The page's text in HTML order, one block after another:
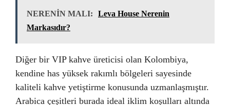
NERENİN MALI:
Leva House Nerenin
Markasıdır?
Diğer bir VIP kahve üreticisi olan Kolombiya,
kendine has yüksek rakımlı bölgeleri sayesinde
kaliteli kahve yetiştirme konusunda uzmanlaşmıştır.
Arabica çeşitleri burada ideal iklim koşulları altında